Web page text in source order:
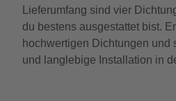
Lieferumfang sind vier
du bestens ausgestattet bist.
hochwertigen Dichtungen und
und langlebige Installation in